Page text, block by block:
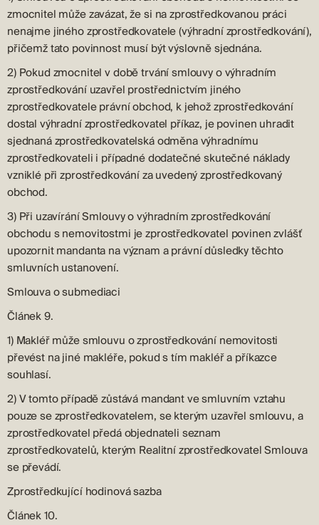
zmocnitel může zavázat, že si na zprostředkovanou práci
nenajme jiného zprostředkovatele (výhradní zprostředkování),
přičemž tato povinnost musí být výslovně sjednána.
2) Pokud zmocnitel v době trvání smlouvy o výhradním
zprostředkování uzavřel prostřednictvím jiného
zprostředkovatele právní obchod, k jehož zprostředkování
dostal výhradní zprostředkovatel příkaz, je povinen uhradit
sjednaná zprostředkovatelská odměna výhradnímu
zprostředkovateli i případné dodatečné skutečné náklady
vzniklé při zprostředkování za uvedený zprostředkovaný
obchod.
3) Při uzavírání Smlouvy o výhradním zprostředkování
obchodu s nemovitostmi je zprostředkovatel povinen zvlášť
upozornit mandanta na význam a právní důsledky těchto
smluvních ustanovení.
Smlouva o submediaci
Článek 9.
1) Makléř může smlouvu o zprostředkování nemovitosti
převést na jiné makléře, pokud s tím makléř a příkazce
souhlasí.
2) V tomto případě zůstává mandant ve smluvním vztahu
pouze se zprostředkovatelem, se kterým uzavřel smlouvu, a
zprostředkovatel předá objednateli seznam
zprostředkovatelů, kterým Realitní zprostředkovatel Smlouva
se převádí.
Zprostředkující hodinová sazba
Článek 10.